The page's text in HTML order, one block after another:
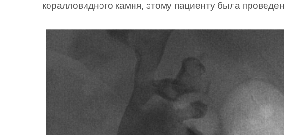
коралловидного камня, этому пациенту была